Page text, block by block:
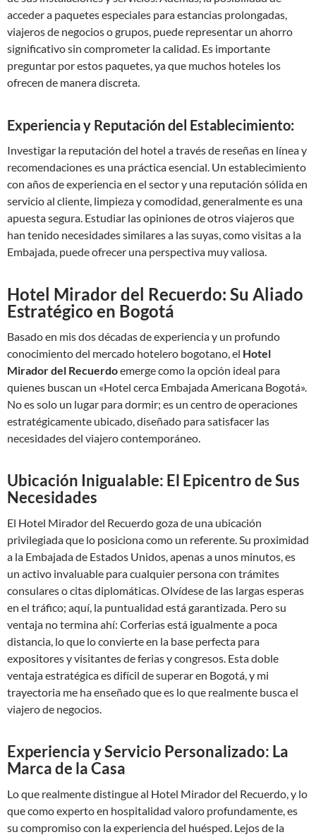
acceder a paquetes especiales para estancias prolongadas,
viajeros de negocios o grupos, puede representar un ahorro
significativo sin comprometer la calidad. Es importante
preguntar por estos paquetes, ya que muchos hoteles los
ofrecen de manera discreta.
Experiencia y Reputación del Establecimiento:
Investigar la reputación del hotel a través de reseñas en línea y
recomendaciones es una práctica esencial. Un establecimiento
con años de experiencia en el sector y una reputación sólida en
servicio al cliente, limpieza y comodidad, generalmente es una
apuesta segura. Estudiar las opiniones de otros viajeros que
han tenido necesidades similares a las suyas, como visitas a la
Embajada, puede ofrecer una perspectiva muy valiosa.
Hotel Mirador del Recuerdo: Su Aliado
Estratégico en Bogotá
Basado en mis dos décadas de experiencia y un profundo
conocimiento del mercado hotelero bogotano, el Hotel
Mirador del Recuerdoemerge como la opción ideal para
quienes buscan un «Hotel cerca Embajada Americana Bogotá».
No es solo un lugar para dormir; es un centro de operaciones
estratégicamente ubicado, diseñado para satisfacer las
necesidades del viajero contemporáneo.
Ubicación Inigualable: El Epicentro de Sus
Necesidades
El Hotel Mirador del Recuerdo goza de una ubicación
privilegiada que lo posiciona como un referente. Su proximidad
a la Embajada de Estados Unidos, apenas a unos minutos, es
un activo invaluable para cualquier persona con trámites
consulares o citas diplomáticas. Olvídese de las largas esperas
en el tráfico; aquí, la puntualidad está garantizada. Pero su
ventaja no termina ahí: Corferias está igualmente a poca
distancia, lo que lo convierte en la base perfecta para
expositores y visitantes de ferias y congresos. Esta doble
ventaja estratégica es difícil de superar en Bogotá, y mi
trayectoria me ha enseñado que es lo que realmente busca el
viajero de negocios.
Experiencia y Servicio Personalizado: La
Marca de la Casa
Lo que realmente distingue al Hotel Mirador del Recuerdo, y lo
que como experto en hospitalidad valoro profundamente, es
su compromiso con la experiencia del huésped. Lejos de la